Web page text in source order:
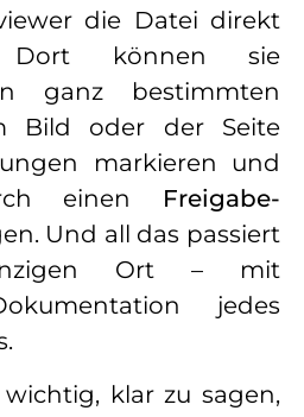
die Datei direkt
Dort können sie
ganz bestimmten
Bild oder der Seite
markieren und
einen Freigabe-
Und all das passiert
Ort – mit
jedes
klar zu sagen,